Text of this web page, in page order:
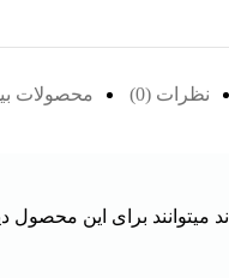
نظرات (0) محصولات
برای این محصول